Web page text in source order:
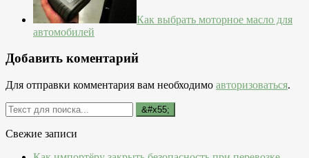
Как выбрать моторное масло для
автомобилей
Добавить коментарий
Для отправки комментария вам необходимо авторизоваться.
Свежие записи